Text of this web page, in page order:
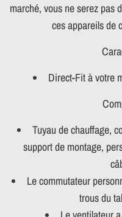
marché, vous ne serez pas
ces appareils de
Direct-Fit à votre
Tuyau de chauffage,
support de montage,
Le commutateur
trous du